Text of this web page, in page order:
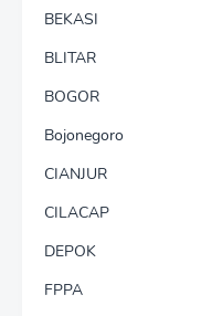
BEKASI
BLITAR
BOGOR
Bojonegoro
CIANJUR
CILACAP
DEPOK
FPPA